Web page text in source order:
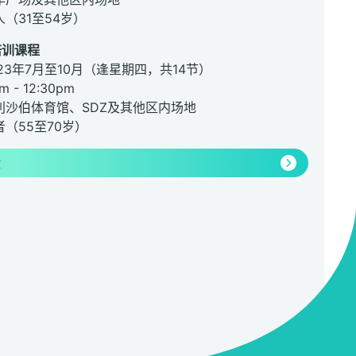
31至54岁）
课程
年7月至10月（逢星期四，共14节）
- 12:30pm
沙伯体育馆、SDZ及其他区内场地
55至70岁）